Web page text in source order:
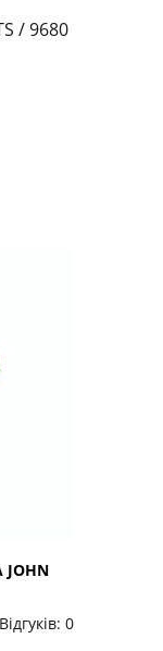
/ 9680
Відгуків: 0